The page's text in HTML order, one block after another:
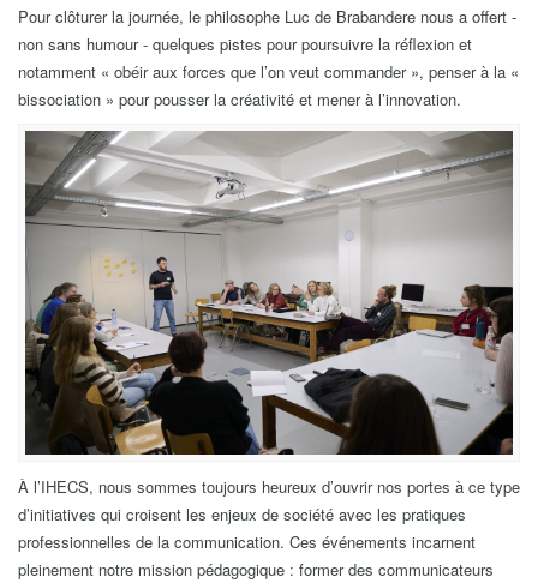
Pour clôturer la journée, le philosophe Luc de Brabandere nous a offert -
non sans humour - quelques pistes pour poursuivre la réflexion et
notamment « obéir aux forces que l’on veut commander », penser à la «
bissociation » pour pousser la créativité et mener à l’innovation.
À l’IHECS, nous sommes toujours heureux d’ouvrir nos portes à ce type
d’initiatives qui croisent les enjeux de société avec les pratiques
professionnelles de la communication. Ces événements incarnent
pleinement notre mission pédagogique : former des communicateurs